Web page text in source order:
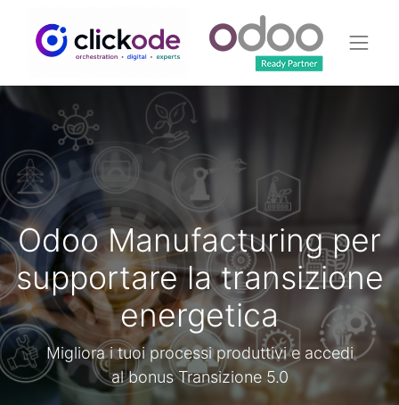
Odoo Manufacturing per
supportare la transizione
energetica
Migliora i tuoi processi produttivi e accedi
al bonus Transizione 5.0